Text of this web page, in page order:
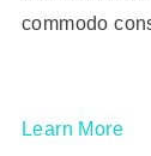
commodo
Learn More